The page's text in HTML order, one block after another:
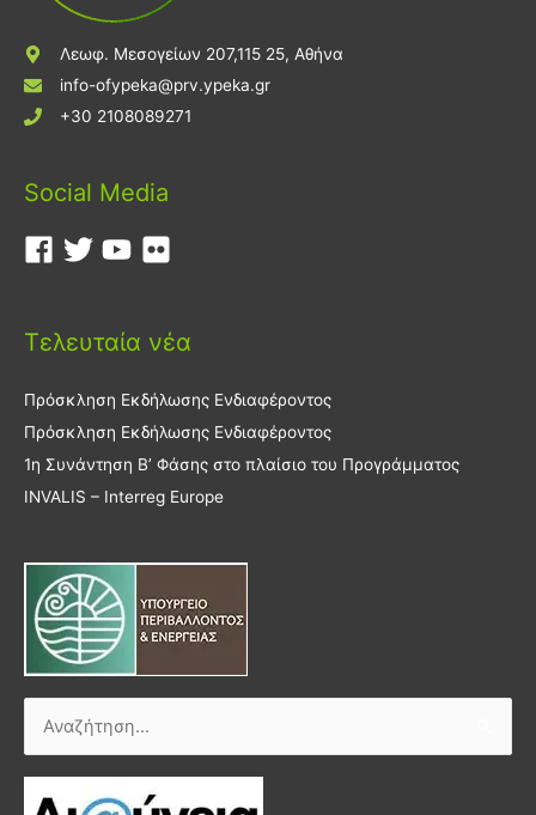
Λεωφ. Μεσογείων 207,115 25, Αθήνα
info-ofypeka@prv.ypeka.gr
+30 2108089271
Social Media
Τελευταία νέα
Πρόσκληση Εκδήλωσης Ενδιαφέροντος
Πρόσκληση Εκδήλωσης Ενδιαφέροντος
1η Συνάντηση Β’ Φάσης στο πλαίσιο του Προγράμματος
INVALIS – Interreg Europe
Αναζήτηση